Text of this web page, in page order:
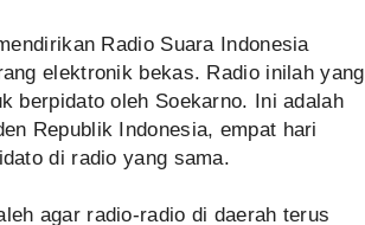
Radio Suara Indonesia
elektronik bekas. Radio inilah yang
berpidato oleh Soekarno. Ini adalah
Republik Indonesia, empat hari
di radio yang sama.
agar radio-radio di daerah terus